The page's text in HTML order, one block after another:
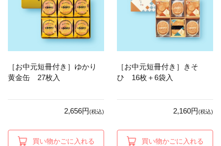
［お中元短冊付き］ゆかり
黄金缶 27枚入
2,656円(税込)
買い物かごに入れる
［お中元短冊付き］きそ
ひ 16枚＋6袋入
2,160円(税込)
買い物かごに入れる